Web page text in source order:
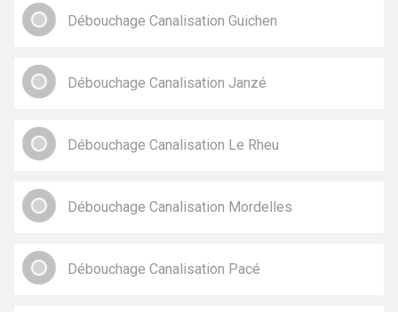
Débouchage Canalisation Guichen
Débouchage Canalisation Janzé
Débouchage Canalisation Le Rheu
Débouchage Canalisation Mordelles
Débouchage Canalisation Pacé